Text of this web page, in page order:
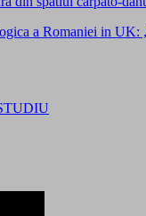
a Romaniei in